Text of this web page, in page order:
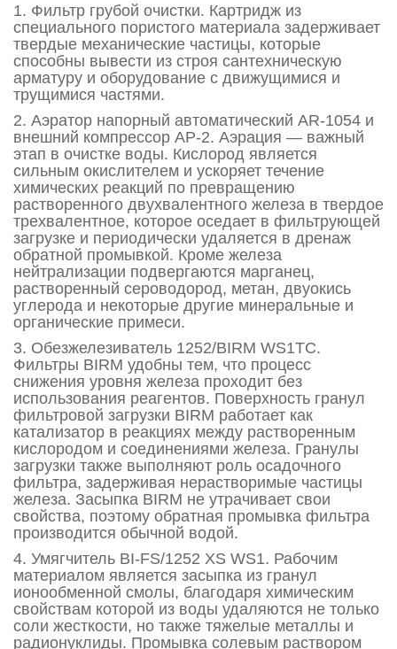
1. Фильтр грубой очистки. Картридж из
специального пористого материала задерживает
твердые механические частицы, которые
способны вывести из строя сантехническую
арматуру и оборудование с движущимися и
трущимися частями.
2. Аэратор напорный автоматический AR-1054 и
внешний компрессор АР-2. Аэрация — важный
этап в очистке воды. Кислород является
сильным окислителем и ускоряет течение
химических реакций по превращению
растворенного двухвалентного железа в твердое
трехвалентное, которое оседает в фильтрующей
загрузке и периодически удаляется в дренаж
обратной промывкой. Кроме железа
нейтрализации подвергаются марганец,
растворенный сероводород, метан, двуокись
углерода и некоторые другие минеральные и
органические примеси.
3. Обезжелезиватель 1252/BIRM WS1TC.
Фильтры BIRM удобны тем, что процесс
снижения уровня железа проходит без
использования реагентов. Поверхность гранул
фильтровой загрузки BIRM работает как
катализатор в реакциях между растворенным
кислородом и соединениями железа. Гранулы
загрузки также выполняют роль осадочного
фильтра, задерживая нерастворимые частицы
железа. Засыпка BIRM не утрачивает свои
свойства, поэтому обратная промывка фильтра
производится обычной водой.
4. Умягчитель BI-FS/1252 XS WS1. Рабочим
материалом является засыпка из гранул
ионообменной смолы, благодаря химическим
свойствам которой из воды удаляются не только
соли жесткости, но также тяжелые металлы и
радионуклиды. Промывка солевым раствором